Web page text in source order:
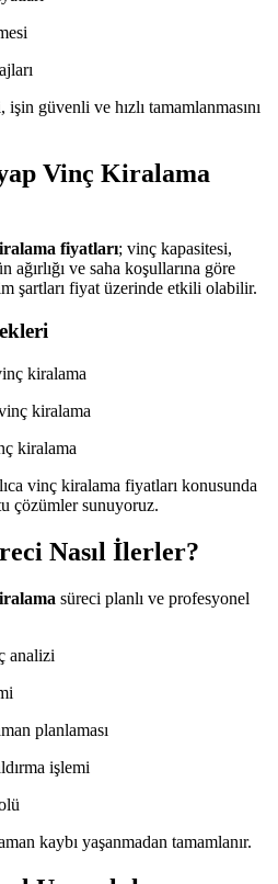
güvenli ve hızlı tamamlanmasını
Vinç Kiralama
fiyatları; vinç kapasitesi,
ağırlığı ve saha koşullarına göre
şartları fiyat üzerinde etkili olabilir.
kiralama
kiralama
kiralama
vinç kiralama fiyatları konusunda
çözümler sunuyoruz.
Nasıl İlerler?
süreci planlı ve profesyonel
analizi
planlaması
işlemi
kaybı yaşanmadan tamamlanır.